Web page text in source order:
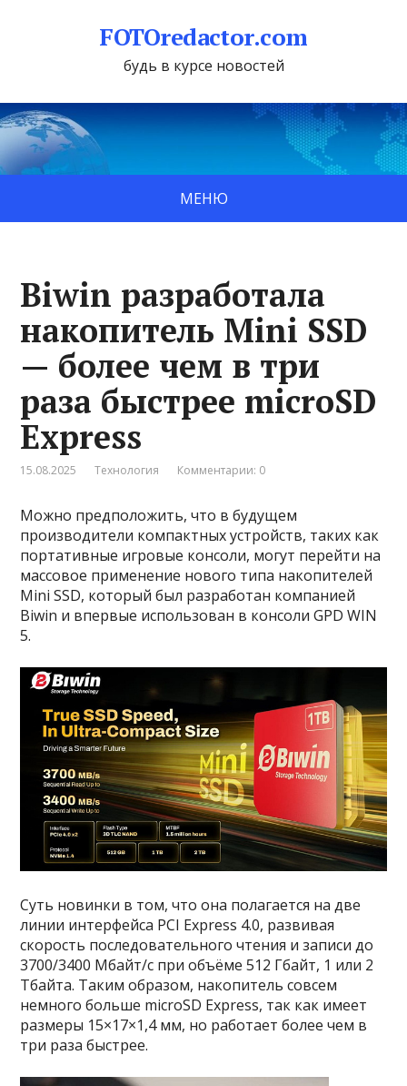
FOTOredactor.com
будь в курсе новостей
МЕНЮ
Biwin разработала
накопитель Mini SSD
— более чем в три
раза быстрее microSD
Express
15.08.2025 Технология Комментарии: 0
Можно предположить, что в будущем
производители компактных устройств, таких как
портативные игровые консоли, могут перейти на
массовое применение нового типа накопителей
Mini SSD, который был разработан компанией
Biwin и впервые использован в консоли GPD WIN
5.
Суть новинки в том, что она полагается на две
линии интерфейса PCI Express 4.0, развивая
скорость последовательного чтения и записи до
3700/3400 Мбайт/с при объёме 512 Гбайт, 1 или 2
Тбайта. Таким образом, накопитель совсем
немного больше microSD Express, так как имеет
размеры 15×17×1,4 мм, но работает более чем в
три раза быстрее.